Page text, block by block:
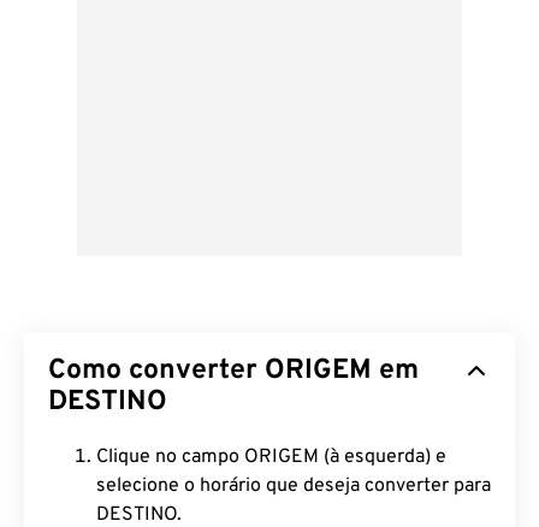
Como converter ORIGEM em
DESTINO
Clique no campo ORIGEM (à esquerda) e
selecione o horário que deseja converter para
DESTINO.